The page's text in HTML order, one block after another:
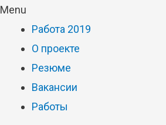
Menu
Работа 2019
О проекте
Резюме
Вакансии
Работы